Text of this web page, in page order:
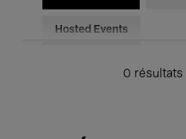
Hosted Events
0 résultats